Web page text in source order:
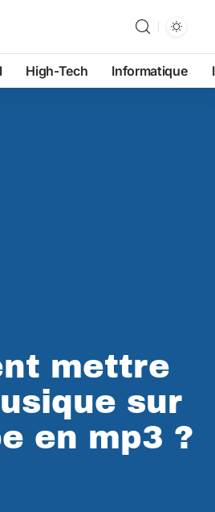
High-Tech Informatique
mettre
sur
en mp3 ?